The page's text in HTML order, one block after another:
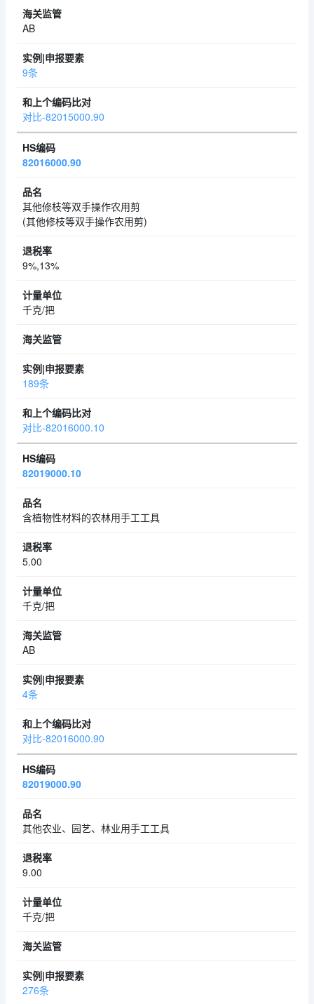
AB
9条
对比-82015000.90
82016000.90
其他修枝等双手操作农用剪
(其他修枝等双手操作农用剪)
9%,13%
千克/把
189条
对比-82016000.10
82019000.10
含植物性材料的农林用手工工具
5.00
千克/把
AB
4条
对比-82016000.90
82019000.90
其他农业、园艺、林业用手工工具
9.00
千克/把
276条